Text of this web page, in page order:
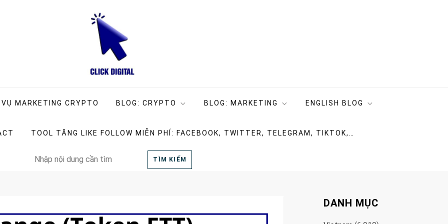
VỤ MARKETING CRYPTO BLOG: CRYPTO BLOG: MARKETING ENGLISH BLOG
TOOL TĂNG LIKE FOLLOW MIỄN PHÍ: FACEBOOK, TWITTER, TELEGRAM, TIKTOK,…
Search
TÌM KIẾM
DANH MỤC